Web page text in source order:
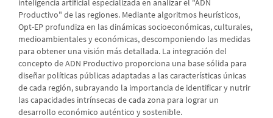
inteligencia artificial especializada en analizar el "ADN
Productivo" de las regiones. Mediante algoritmos heurísticos,
Opt-EP profundiza en las dinámicas socioeconómicas, culturales,
medioambientales y económicas, descomponiendo las medidas
para obtener una visión más detallada. La integración del
concepto de ADN Productivo proporciona una base sólida para
diseñar políticas públicas adaptadas a las características únicas
de cada región, subrayando la importancia de identificar y nutrir
las capacidades intrínsecas de cada zona para lograr un
desarrollo económico auténtico y sostenible.